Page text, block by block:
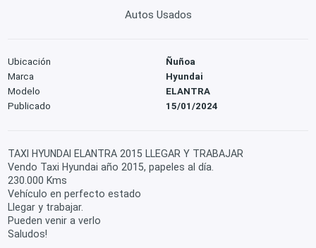
Autos Usados
Ubicación
Ñuñoa
Marca
Hyundai
Modelo
ELANTRA
Publicado
15/01/2024
TAXI HYUNDAI ELANTRA 2015 LLEGAR Y TRABAJAR
Vendo Taxi Hyundai año 2015, papeles al día.
230.000 Kms
Vehículo en perfecto estado
Llegar y trabajar.
Pueden venir a verlo
Saludos!